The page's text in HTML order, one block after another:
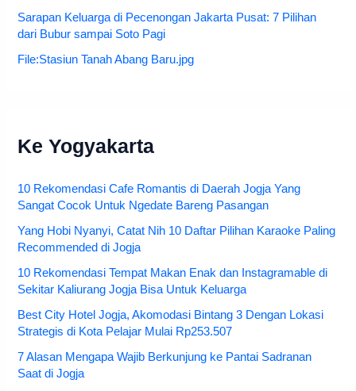
Sarapan Keluarga di Pecenongan Jakarta Pusat: 7 Pilihan
dari Bubur sampai Soto Pagi
File:Stasiun Tanah Abang Baru.jpg
Ke Yogyakarta
10 Rekomendasi Cafe Romantis di Daerah Jogja Yang
Sangat Cocok Untuk Ngedate Bareng Pasangan
Yang Hobi Nyanyi, Catat Nih 10 Daftar Pilihan Karaoke Paling
Recommended di Jogja
10 Rekomendasi Tempat Makan Enak dan Instagramable di
Sekitar Kaliurang Jogja Bisa Untuk Keluarga
Best City Hotel Jogja, Akomodasi Bintang 3 Dengan Lokasi
Strategis di Kota Pelajar Mulai Rp253.507
7 Alasan Mengapa Wajib Berkunjung ke Pantai Sadranan
Saat di Jogja